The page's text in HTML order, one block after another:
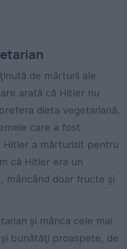
de mărturii ale
arată că Hitler nu
dieta vegetariană.
care a fost
a mărturisit pentru
că Hitler era un
mâncând doar fructe şi
şi mânca cele mai
bunătăţi proaspete, de